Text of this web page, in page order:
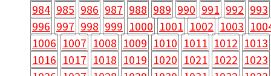
984 985 986 987 988 989 990 991 992 993
996 997 998 999 1000 1001 1002 1003
1006 1007 1008 1009 1010 1011 1012 1013
1016 1017 1018 1019 1020 1021 1022 1023